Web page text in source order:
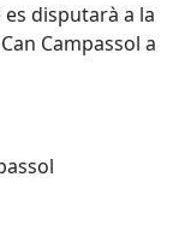
disputarà a la
Campassol a